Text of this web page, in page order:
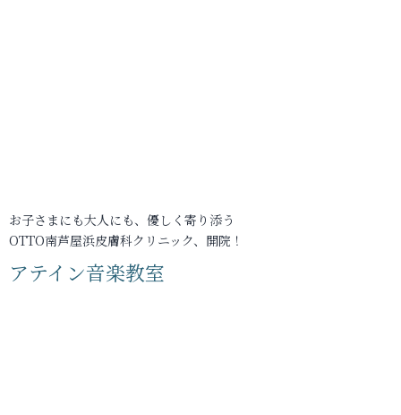
お子さまにも大人にも、優しく寄り添う
OTTO南芦屋浜皮膚科クリニック、開院！
アテイン音楽教室